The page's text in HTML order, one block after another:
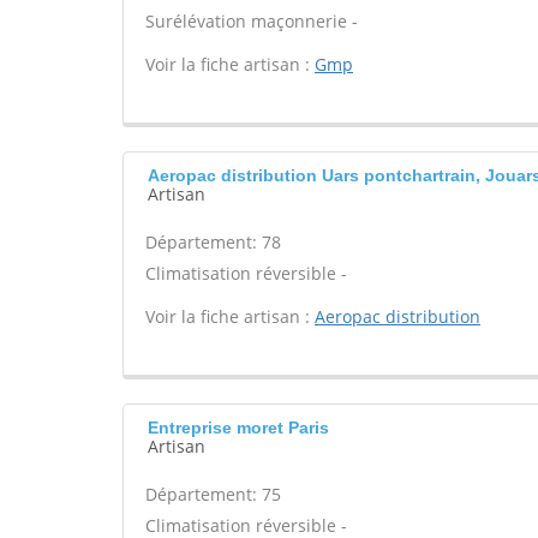
Surélévation maçonnerie -
Voir la fiche artisan : Gmp
Aeropac distribution Uars pontchartrain,
Artisan
Département: 78
Climatisation réversible -
Voir la fiche artisan : Aeropac distribution
Entreprise moret Paris
Artisan
Département: 75
Climatisation réversible -